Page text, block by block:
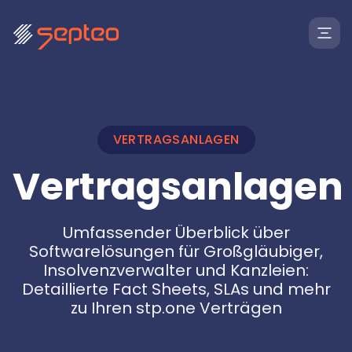
Lösungen
Für
Anwaltskanzleien
Insolvenzkanzleien
Produkte
VERTRAGSANLAGEN
Vertragsanlagen
Umfassender Überblick über
Softwarelösungen für Großgläubiger,
Insolvenzverwalter und Kanzleien:
Detaillierte Fact Sheets, SLAs und mehr
zu Ihren stp.one Verträgen